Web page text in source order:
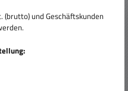
250V
Abmessungen: 5x20mm
und Geschäftskunden